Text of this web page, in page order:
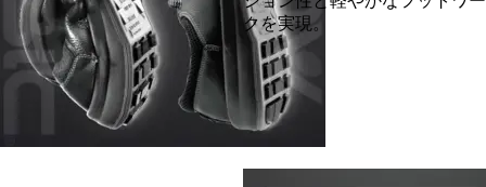
クを実現。